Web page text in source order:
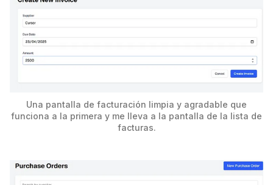
Una pantalla de facturación limpia y agradable que
funciona a la primera y me lleva a la pantalla de la lista de
facturas.